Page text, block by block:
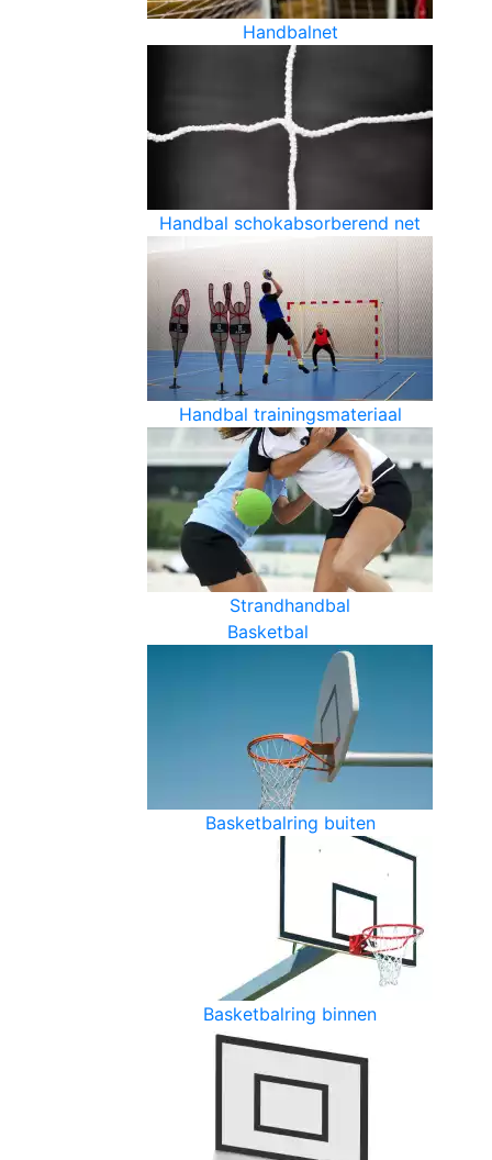
Handbalnet
Handbal schokabsorberend net
Handbal trainingsmateriaal
Strandhandbal
Basketbal
Basketbalring buiten
Basketbalring binnen